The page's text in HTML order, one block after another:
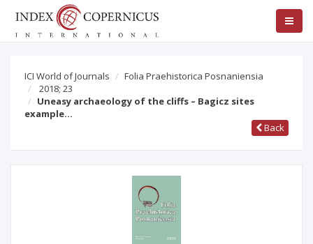
ICI World of Journals
Folia Praehistorica Posnaniensia
2018; 23
Uneasy archaeology of the cliffs – Bagicz sites
example…
Back